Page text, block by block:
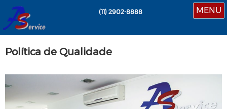
MENU
(11) 2902-8888
Política de Qualidade